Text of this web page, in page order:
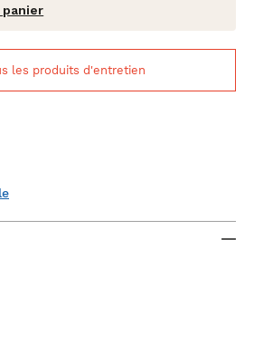
panier
les produits d'entretien